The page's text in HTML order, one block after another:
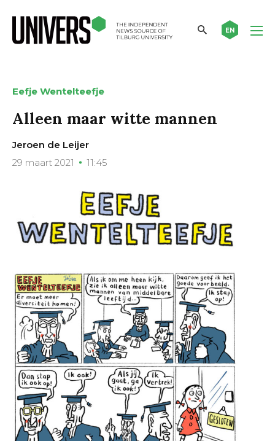
EN
Eefje Wentelteefje
Alleen maar witte mannen
Jeroen de Leijer
29 maart 2021
11:45